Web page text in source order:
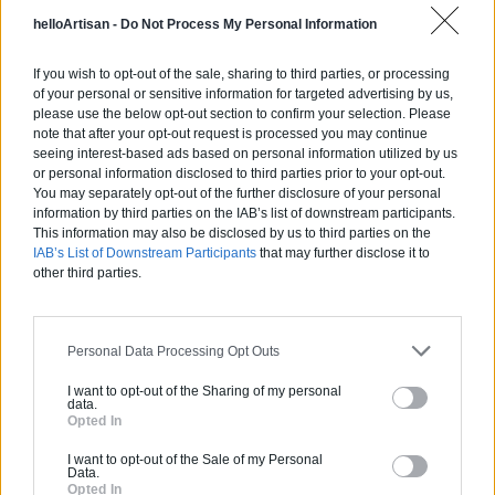
helloArtisan - Do Not Process My Personal Information
If you wish to opt-out of the sale, sharing to third parties, or processing
of your personal or sensitive information for targeted advertising by us,
please use the below opt-out section to confirm your selection. Please
note that after your opt-out request is processed you may continue
seeing interest-based ads based on personal information utilized by us
or personal information disclosed to third parties prior to your opt-out.
You may separately opt-out of the further disclosure of your personal
information by third parties on the IAB’s list of downstream participants.
This information may also be disclosed by us to third parties on the
IAB’s List of Downstream Participants that may further disclose it to
other third parties.
Personal Data Processing Opt Outs
I want to opt-out of the Sharing of my personal
data.
Opted In
I want to opt-out of the Sale of my Personal
Data.
Opted In
Ces articles pourraientvous
intéresser
Extension